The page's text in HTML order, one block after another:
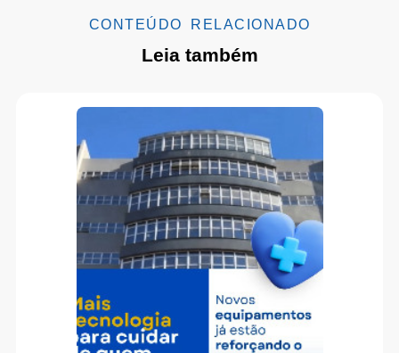
CONTEÚDO RELACIONADO
Leia também